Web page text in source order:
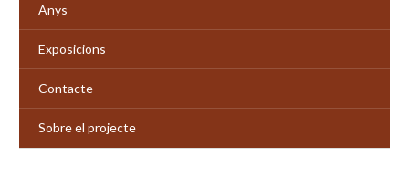
Anys
Exposicions
Contacte
Sobre el projecte